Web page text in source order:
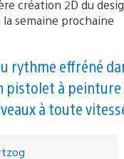
rythme effréné
pistolet à
à toute